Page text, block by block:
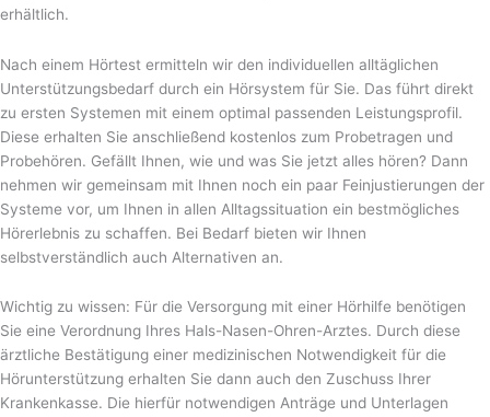
erhältlich.
Nach einem Hörtest ermitteln wir den individuellen alltäglichen
Unterstützungsbedarf durch ein Hörsystem für Sie. Das führt direkt
zu ersten Systemen mit einem optimal passenden Leistungsprofil.
Diese erhalten Sie anschließend kostenlos zum Probetragen und
Probehören. Gefällt Ihnen, wie und was Sie jetzt alles hören? Dann
nehmen wir gemeinsam mit Ihnen noch ein paar Feinjustierungen der
Systeme vor, um Ihnen in allen Alltagssituation ein bestmögliches
Hörerlebnis zu schaffen. Bei Bedarf bieten wir Ihnen
selbstverständlich auch Alternativen an.
Wichtig zu wissen: Für die Versorgung mit einer Hörhilfe benötigen
Sie eine Verordnung Ihres Hals-Nasen-Ohren-Arztes. Durch diese
ärztliche Bestätigung einer medizinischen Notwendigkeit für die
Hörunterstützung erhalten Sie dann auch den Zuschuss Ihrer
Krankenkasse. Die hierfür notwendigen Anträge und Unterlagen